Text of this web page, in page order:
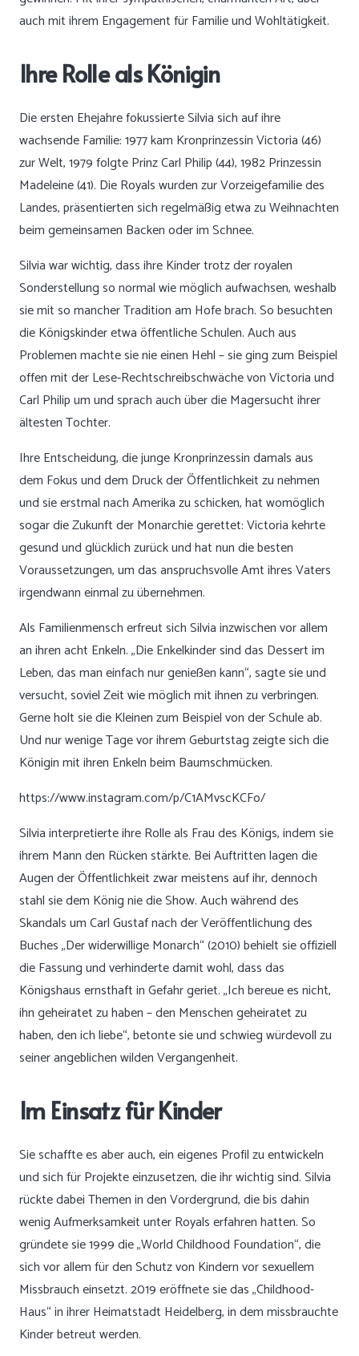
auch mit ihrem Engagement für Familie und Wohltätigkeit.
Ihre Rolle als Königin
Die ersten Ehejahre fokussierte Silvia sich auf ihre
wachsende Familie: 1977 kam Kronprinzessin Victoria (46)
zur Welt, 1979 folgte Prinz Carl Philip (44), 1982 Prinzessin
Madeleine (41). Die Royals wurden zur Vorzeigefamilie des
Landes, präsentierten sich regelmäßig etwa zu Weihnachten
beim gemeinsamen Backen oder im Schnee.
Silvia war wichtig, dass ihre Kinder trotz der royalen
Sonderstellung so normal wie möglich aufwachsen, weshalb
sie mit so mancher Tradition am Hofe brach. So besuchten
die Königskinder etwa öffentliche Schulen. Auch aus
Problemen machte sie nie einen Hehl – sie ging zum Beispiel
offen mit der Lese-Rechtschreibschwäche von Victoria und
Carl Philip um und sprach auch über die Magersucht ihrer
ältesten Tochter.
Ihre Entscheidung, die junge Kronprinzessin damals aus
dem Fokus und dem Druck der Öffentlichkeit zu nehmen
und sie erstmal nach Amerika zu schicken, hat womöglich
sogar die Zukunft der Monarchie gerettet: Victoria kehrte
gesund und glücklich zurück und hat nun die besten
Voraussetzungen, um das anspruchsvolle Amt ihres Vaters
irgendwann einmal zu übernehmen.
Als Familienmensch erfreut sich Silvia inzwischen vor allem
an ihren acht Enkeln. „Die Enkelkinder sind das Dessert im
Leben, das man einfach nur genießen kann“, sagte sie und
versucht, soviel Zeit wie möglich mit ihnen zu verbringen.
Gerne holt sie die Kleinen zum Beispiel von der Schule ab.
Und nur wenige Tage vor ihrem Geburtstag zeigte sich die
Königin mit ihren Enkeln beim Baumschmücken.
https://www.instagram.com/p/C1AMvscKCFo/
Silvia interpretierte ihre Rolle als Frau des Königs, indem sie
ihrem Mann den Rücken stärkte. Bei Auftritten lagen die
Augen der Öffentlichkeit zwar meistens auf ihr, dennoch
stahl sie dem König nie die Show. Auch während des
Skandals um Carl Gustaf nach der Veröffentlichung des
Buches „Der widerwillige Monarch“ (2010) behielt sie offiziell
die Fassung und verhinderte damit wohl, dass das
Königshaus ernsthaft in Gefahr geriet. „Ich bereue es nicht,
ihn geheiratet zu haben – den Menschen geheiratet zu
haben, den ich liebe“, betonte sie und schwieg würdevoll zu
seiner angeblichen wilden Vergangenheit.
Im Einsatz für Kinder
Sie schaffte es aber auch, ein eigenes Profil zu entwickeln
und sich für Projekte einzusetzen, die ihr wichtig sind. Silvia
rückte dabei Themen in den Vordergrund, die bis dahin
wenig Aufmerksamkeit unter Royals erfahren hatten. So
gründete sie 1999 die „World Childhood Foundation“, die
sich vor allem für den Schutz von Kindern vor sexuellem
Missbrauch einsetzt. 2019 eröffnete sie das „Childhood-
Haus“ in ihrer Heimatstadt Heidelberg, in dem missbrauchte
Kinder betreut werden.